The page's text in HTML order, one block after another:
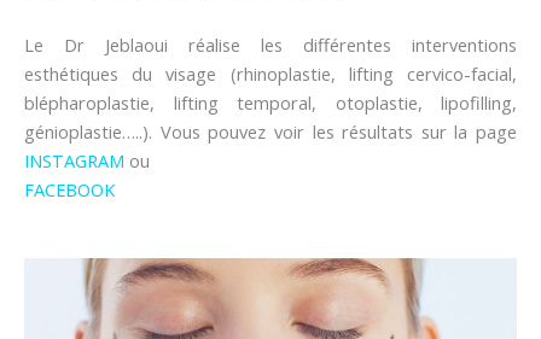
Le Dr Jeblaoui réalise les différentes interventions
esthétiques du visage (rhinoplastie, lifting cervico-facial,
blépharoplastie, lifting temporal, otoplastie, lipofilling,
génioplastie…..). Vous pouvez voir les résultats sur la page
INSTAGRAM ou
FACEBOOK